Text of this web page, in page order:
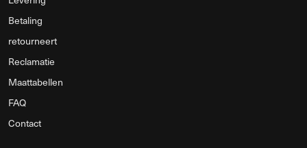
Betaling
retourneert
Reclamatie
Maattabellen
FAQ
Contact